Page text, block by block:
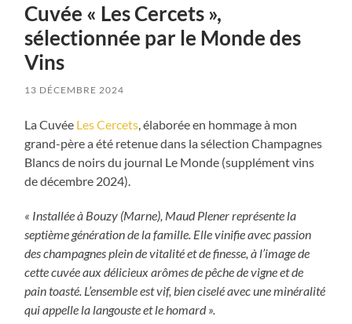
Cuvée « Les Cercets »,
sélectionnée par le Monde des
Vins
13 DÉCEMBRE 2024
La Cuvée Les Cercets, élaborée en hommage à mon
grand-père a été retenue dans la sélection Champagnes
Blancs de noirs du journal Le Monde (supplément vins
de décembre 2024).
« Installée à Bouzy (Marne), Maud Plener représente la
septième génération de la famille. Elle vinifie avec passion
des champagnes plein de vitalité et de finesse, à l’image de
cette cuvée aux délicieux arômes de pêche de vigne et de
pain toasté. L’ensemble est vif, bien ciselé avec une minéralité
qui appelle la langouste et le homard ».